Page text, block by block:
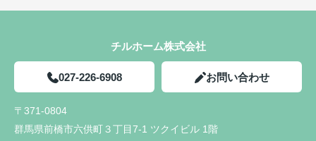
チルホーム株式会社
027-226-6908 お問い合わせ
〒371-0804
群馬県前橋市六供町３丁目7-1 ツクイビル 1階